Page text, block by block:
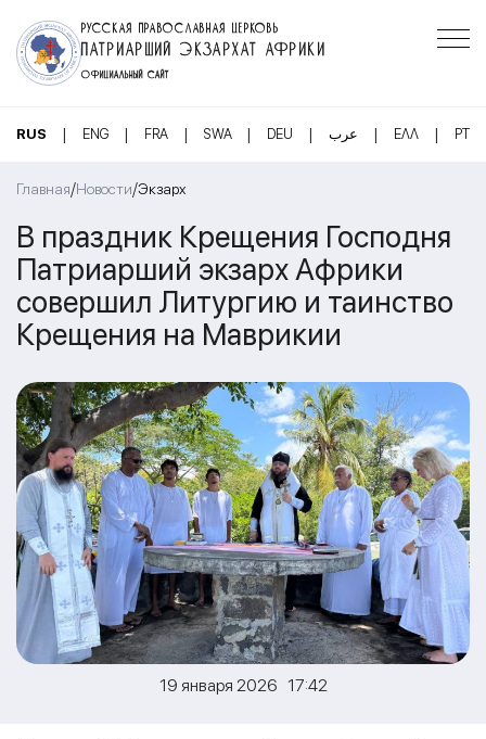
РУССКАЯ ПРАВОСЛАВНАЯ ЦЕРКОВЬ
ПАТРИАРШИЙ ЭКЗАРХАТ АФРИКИ
ОФИЦИАЛЬНЫЙ САЙТ
RUS | ENG | FRA | SWA | DEU | عرب | ΕΛΛ | PT
Главная/Новости/Экзарх
В праздник Крещения Господня
Патриарший экзарх Африки
совершил Литургию и таинство
Крещения на Маврикии
19 января 2026 17:42